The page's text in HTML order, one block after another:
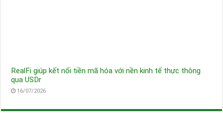
RealFi giúp kết nối tiền mã hóa với nền kinh tế thực thông
qua USDr
16/07/2026